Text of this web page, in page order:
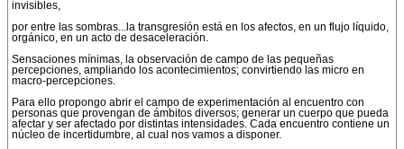
invisibles,
por entre las sombras...la transgresión está en los afectos, en un flujo líquido,
orgánico, en un acto de desaceleración.
Sensaciones mínimas, la observación de campo de las pequeñas
percepciones, ampliando los acontecimientos; convirtiendo las micro en
macro-percepciones.
Para ello propongo abrir el campo de experimentación al encuentro con
personas que provengan de ámbitos diversos; generar un cuerpo que pueda
afectar y ser afectado por distintas intensidades. Cada encuentro contiene un
núcleo de incertidumbre, al cual nos vamos a disponer.